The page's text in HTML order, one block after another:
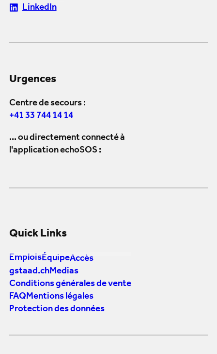
LinkedIn
Urgences
Centre de secours :
+41 33 744 14 14
... ou directement connecté à
l'application echoSOS :
Quick Links
EmploisÉquipeAccès
gstaad.chMedias
Conditions générales de vente
FAQMentions légales
Protection des données